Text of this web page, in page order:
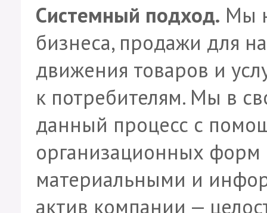
Системный подход. Мы
бизнеса, продажи для
движения товаров и
к потребителям. Мы в
данный процесс с
организационных форм
материальными и
актив компании —